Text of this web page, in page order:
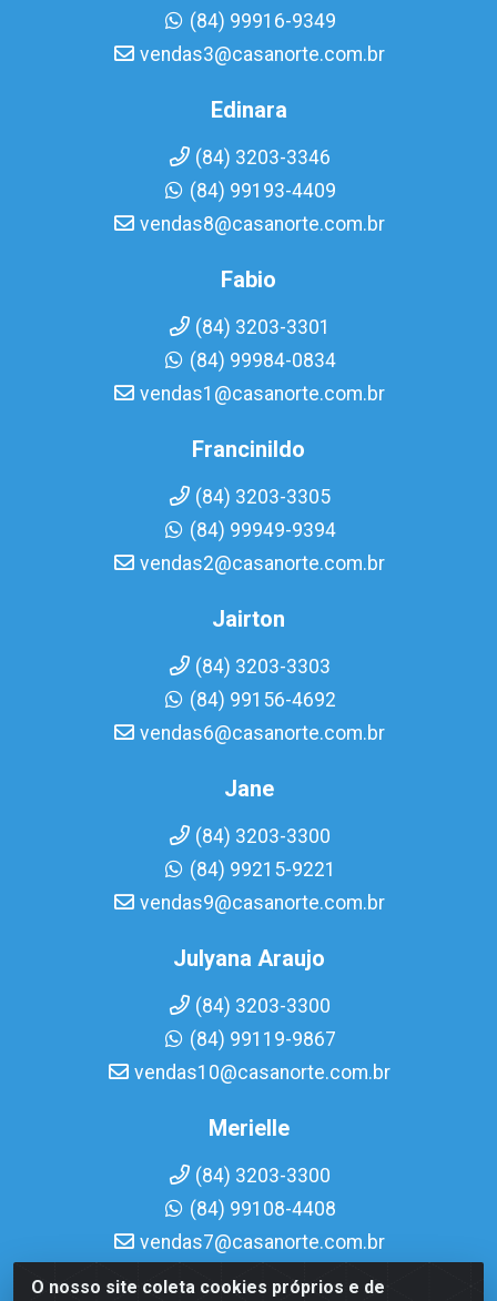
O nosso site coleta cookies próprios e de
(84) 99916-9349
vendas3@casanorte.com.br
Edinara
(84) 3203-3346
(84) 99193-4409
vendas8@casanorte.com.br
Fabio
(84) 3203-3301
(84) 99984-0834
vendas1@casanorte.com.br
Francinildo
(84) 3203-3305
(84) 99949-9394
vendas2@casanorte.com.br
Jairton
(84) 3203-3303
(84) 99156-4692
vendas6@casanorte.com.br
Jane
(84) 3203-3300
(84) 99215-9221
vendas9@casanorte.com.br
Julyana Araujo
(84) 3203-3300
(84) 99119-9867
vendas10@casanorte.com.br
Merielle
(84) 3203-3300
(84) 99108-4408
vendas7@casanorte.com.br